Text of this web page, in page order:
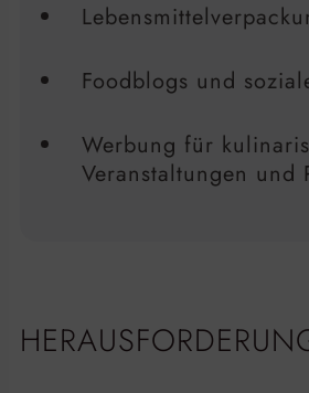
Foodblogs und
Werbung für
Veranstaltungen und